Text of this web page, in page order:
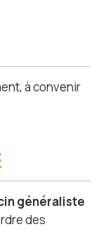
à convenir
généraliste
des